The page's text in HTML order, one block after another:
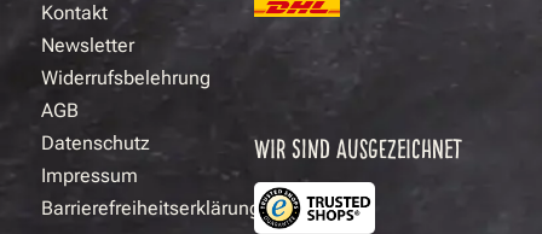
Kontakt
Newsletter
Widerrufsbelehrung
AGB
Datenschutz
Impressum
Barrierefreiheitserklärung
WIR SIND AUSGEZEICHNET